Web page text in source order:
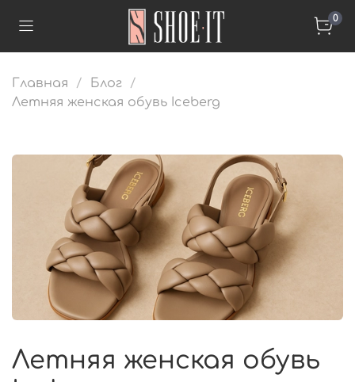
0
Главная
Блог
Летняя женская обувь Iceberg
Летняя женская обувь